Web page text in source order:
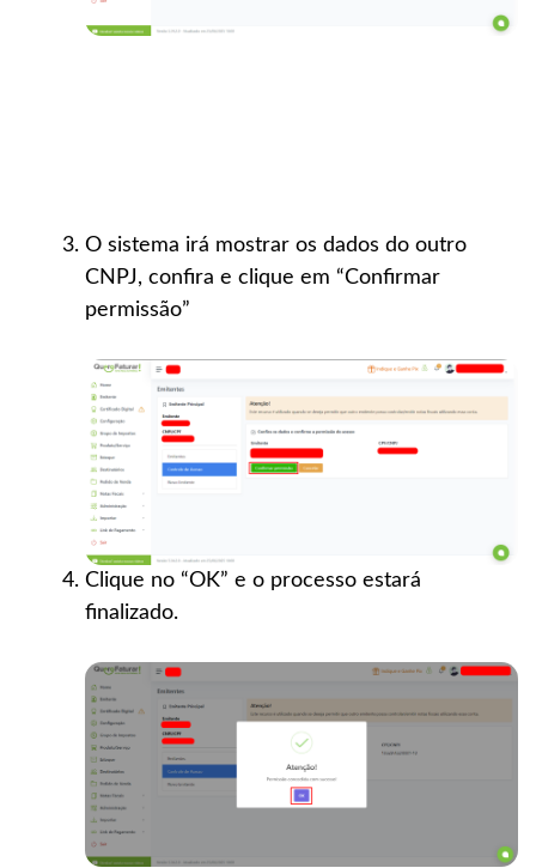
O sistema irá mostrar os dados do outro
CNPJ, confira e clique em “Confirmar
permissão”
Clique no “OK” e o processo estará
finalizado.